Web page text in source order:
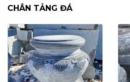
CHÂN TẢNG ĐÁ